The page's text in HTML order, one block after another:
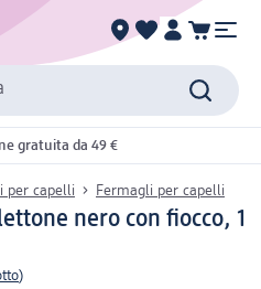
gratuita da 49 €
per capelli Fermagli per capelli
nero con fiocco, 1
)